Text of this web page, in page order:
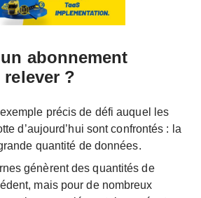
abonnement
?
précis de défi auquel les
d’aujourd’hui sont confrontés : la
quantité de données.
génèrent des quantités de
mais pour de nombreux